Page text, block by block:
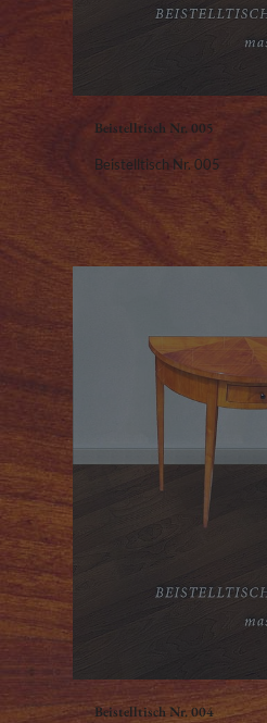
Beistelltisch Nr. 005
Beistelltisch Nr. 005
Beistelltisch Nr. 004